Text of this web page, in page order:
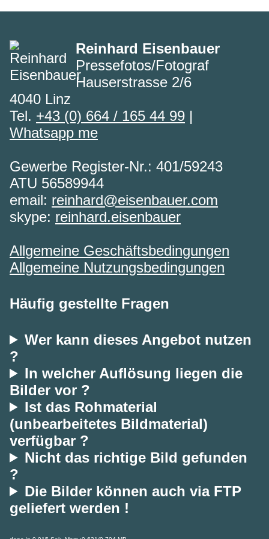
Reinhard Eisenbauer
Pressefotos/Fotograf
Hauserstrasse 2/6
4040 Linz
Tel. +43 (0) 664 / 165 44 99 |
Whatsapp me
Gewerbe Register-Nr.: 401/59243
ATU 56589944
email: reinhard@eisenbauer.com
skype: reinhard.eisenbauer
Allgemeine Geschäftsbedingungen
Allgemeine Nutzungsbedingungen
Häufig gestellte Fragen
Wer kann dieses Angebot nutzen
?
In welcher Auflösung liegen die
Bilder vor ?
Ist das Rohmaterial
(unbearbeitetes Bildmaterial)
verfügbar ?
Nicht das richtige Bild gefunden
?
Die Bilder können auch via FTP
geliefert werden !